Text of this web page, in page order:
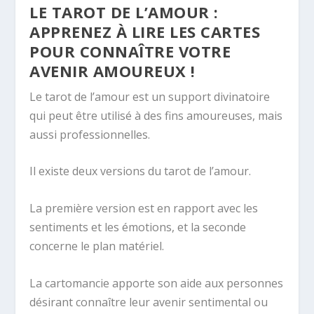
LE TAROT DE L’AMOUR :
APPRENEZ À LIRE LES CARTES
POUR CONNAÎTRE VOTRE
AVENIR AMOUREUX !
Le tarot de l’amour est un support divinatoire
qui peut être utilisé à des fins amoureuses, mais
aussi professionnelles.
Il existe deux versions du tarot de l’amour.
La première version est en rapport avec les
sentiments et les émotions, et la seconde
concerne le plan matériel.
La cartomancie apporte son aide aux personnes
désirant connaître leur avenir sentimental ou